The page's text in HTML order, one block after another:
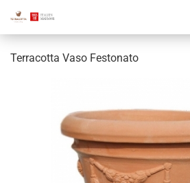
Terracotta Vaso Festonato